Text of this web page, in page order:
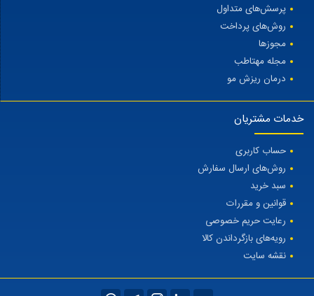
پرسش‌های متداول
روش‌های پرداخت
مجوزها
مجله مهتاطب
درمان ریزش مو
خدمات مشتریان
حساب کاربری
روش‌های ارسال سفارش
سبد خرید
قوانین و مقررات
رعایت حریم خصوصی
رویه‌های بازگرداندن کالا
نقشه سایت